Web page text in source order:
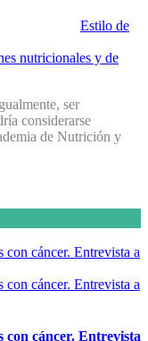
Estilo de
ser
considerarse
de Nutrición y
con cáncer. Entrevista